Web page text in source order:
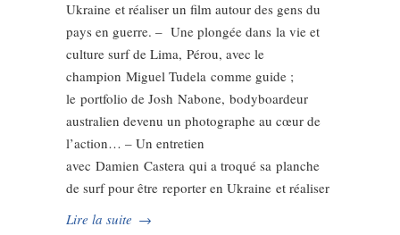
Ukraine et réaliser un film autour des gens du
pays en guerre. – Une plongée dans la vie et
culture surf de Lima, Pérou, avec le
champion Miguel Tudela comme guide ;
le portfolio de Josh Nabone, bodyboardeur
australien devenu un photographe au cœur de
l’action… – Un entretien
avec Damien Castera qui a troqué sa planche
de surf pour être reporter en Ukraine et réaliser
Lire la suite →